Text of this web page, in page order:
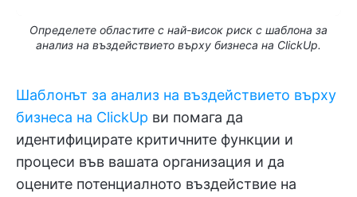
Определете областите с най-висок риск с шаблона за
анализ на въздействието върху бизнеса на ClickUp.
Шаблонът за анализ на въздействието върху
бизнеса на ClickUp ви помага да
идентифицирате критичните функции и
процеси във вашата организация и да
оцените потенциалното въздействие на